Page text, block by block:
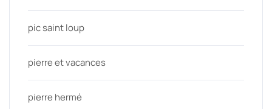
pic saint loup
pierre et vacances
pierre hermé